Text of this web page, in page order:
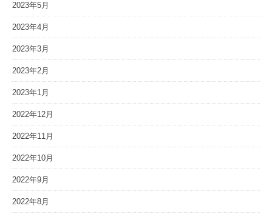
2023年5月
2023年4月
2023年3月
2023年2月
2023年1月
2022年12月
2022年11月
2022年10月
2022年9月
2022年8月